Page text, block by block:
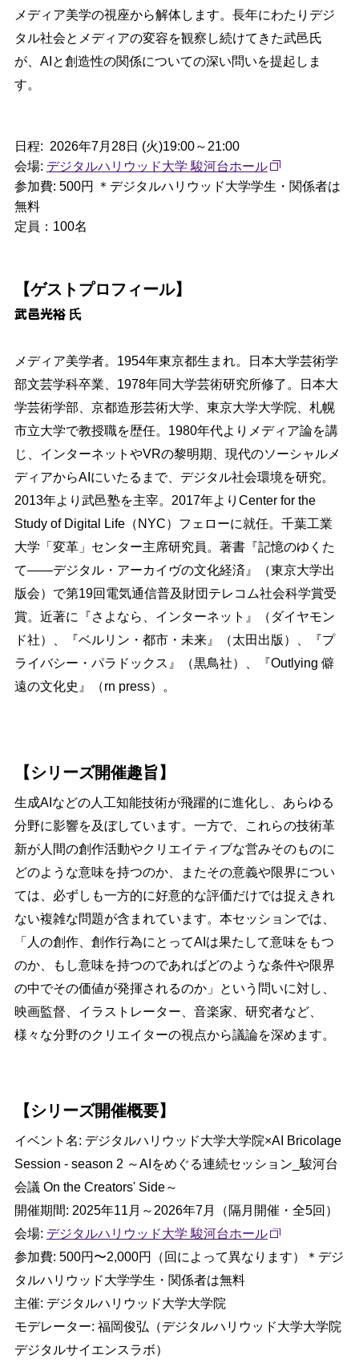
メディア美学の視座から解体します。長年にわたりデジ
タル社会とメディアの変容を観察し続けてきた武邑氏
が、AIと創造性の関係についての深い問いを提起しま
す。
日程: 2026年7月28日 (火)19:00～21:00
会場: デジタルハリウッド大学 駿河台ホール
参加費: 500円 ＊デジタルハリウッド大学学生・関係者は
無料
定員：100名
【ゲストプロフィール】
武邑光裕氏
メディア美学者。 1954年東京都生まれ。日本大学芸術学
部文芸学科卒業、1978年同大学芸術研究所修了。日本大
学芸術学部、京都造形芸術大学、東京大学大学院、札幌
市立大学で教授職を歴任。1980年代よりメディア論を講
じ、インターネットやVRの黎明期、現代のソーシャルメ
ディアからAIにいたるまで、デジタル社会環境を研究。
2013年より武邑塾を主宰。2017年よりCenter for the
Study of Digital Life（NYC）フェローに就任。千葉工業
大学「変革」センター主席研究員。著書『記憶のゆくた
て——デジタル・アーカイヴの文化経済』（東京大学出
版会）で第19回電気通信普及財団テレコム社会科学賞受
賞。近著に『さよなら、インターネット』（ダイヤモン
ド社）、『ベルリン・都市・未来』（太田出版）、『プ
ライバシー・パラドックス』（黒鳥社）、『Outlying 僻
遠の文化史』（rn press）。
【シリーズ開催趣旨】
生成AIなどの人工知能技術が飛躍的に進化し、あらゆる
分野に影響を及ぼしています。一方で、これらの技術革
新が人間の創作活動やクリエイティブな営みそのものに
どのような意味を持つのか、またその意義や限界につい
ては、必ずしも一方的に好意的な評価だけでは捉えきれ
ない複雑な問題が含まれています。本セッションでは、
「人の創作、創作行為にとってAIは果たして意味をもつ
のか、もし意味を持つのであればどのような条件や限界
の中でその価値が発揮されるのか」という問いに対し、
映画監督、イラストレーター、音楽家、研究者など、
様々な分野のクリエイターの視点から議論を深めます。
【シリーズ開催概要】
イベント名: デジタルハリウッド大学大学院×AI Bricolage
Session - season 2 ～AIをめぐる連続セッション_駿河台
会議 On the Creators' Side～
開催期間: 2025年11月～2026年7月（隔月開催・全5回）
会場: デジタルハリウッド大学 駿河台ホール
参加費: 500円〜2,000円（回によって異なります）＊デジ
タルハリウッド大学学生・関係者は無料
主催: デジタルハリウッド大学大学院
モデレーター: 福岡俊弘（デジタルハリウッド大学大学院
デジタルサイエンスラボ）